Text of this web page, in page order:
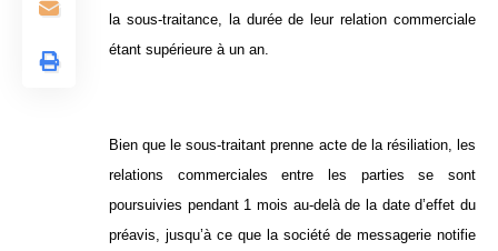
la sous-traitance, la durée de leur relation commerciale
étant supérieure à un an.
Bien que le sous-traitant prenne acte de la résiliation, les
relations commerciales entre les parties se sont
poursuivies pendant 1 mois au-delà de la date d’effet du
préavis, jusqu’à ce que la société de messagerie notifie